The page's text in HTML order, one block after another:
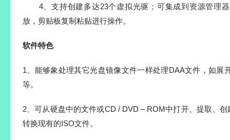
4、支持创建多达23个虚拟光驱；可集成到资源管理器
放，剪贴板复制粘贴进行操作。
软件特色
1、能够象处理其它光盘镜像文件一样处理DAA文件，如展
等。
2、可从硬盘中的文件或CD / DVD – ROM中打开、提取、
转换现有的ISO文件。